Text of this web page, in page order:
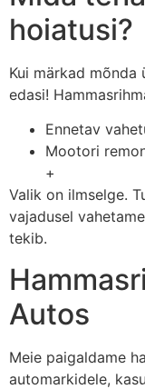
hoiatusi?
Kui märkad
edasi!
Ennetav
Mootori
+
Valik on ilmselge.
vajadusel
tekib.
Autos
Meie paigaldame
automarkidele,